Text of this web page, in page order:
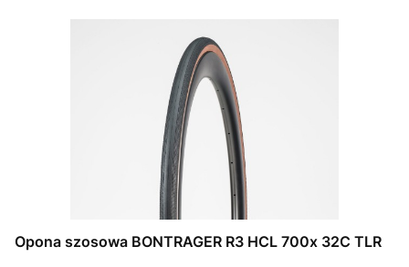
Opona szosowa BONTRAGER R3 HCL 700x 32C TLR